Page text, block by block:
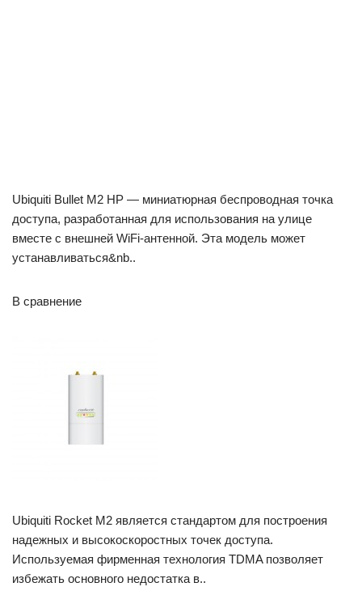
Ubiquiti Bullet M2 HP — миниатюрная беспроводная точка
доступа, разработанная для использования на улице
вместе с внешней WiFi-антенной. Эта модель может
устанавливаться&nb..
В сравнение
Ubiquiti Rocket M2 является стандартом для построения
надежных и высокоскоростных точек доступа.
Используемая фирменная технология TDMA позволяет
избежать основного недостатка в..